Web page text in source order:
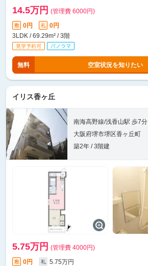
14.5万円 (管理費 6000円)
敷 0円 礼
0円
3LDK / 69.29m² / 3階
無料 空室状況を知りたい
イリス香ヶ丘
南海高野線/浅香山駅 歩7分
大阪府堺市堺区香ヶ丘町
築2年 / 3階建
5.75万円 (管理費 4000円)
敷 0円 礼
5.75万円